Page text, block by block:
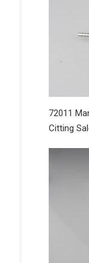
72011
Citting